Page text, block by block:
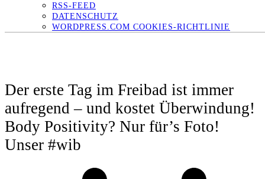
RSS-FEED
DATENSCHUTZ
WORDPRESS.COM COOKIES-RICHTLINIE
Der erste Tag im Freibad ist immer
aufregend – und kostet Überwindung!
Body Positivity? Nur für’s Foto!
Unser #wib